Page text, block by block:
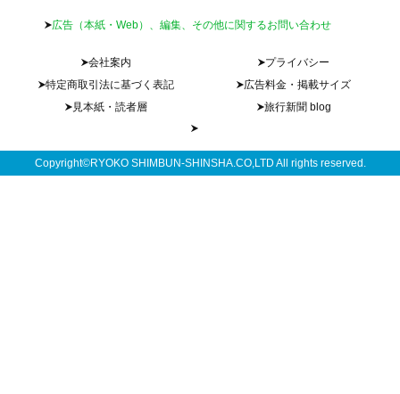
広告（本紙・Web）、編集、その他に関するお問い合わせ
会社案内
プライバシー
特定商取引法に基づく表記
広告料金・掲載サイズ
見本紙・読者層
旅行新聞 blog
Copyright©RYOKO SHIMBUN-SHINSHA.CO,LTD All rights reserved.